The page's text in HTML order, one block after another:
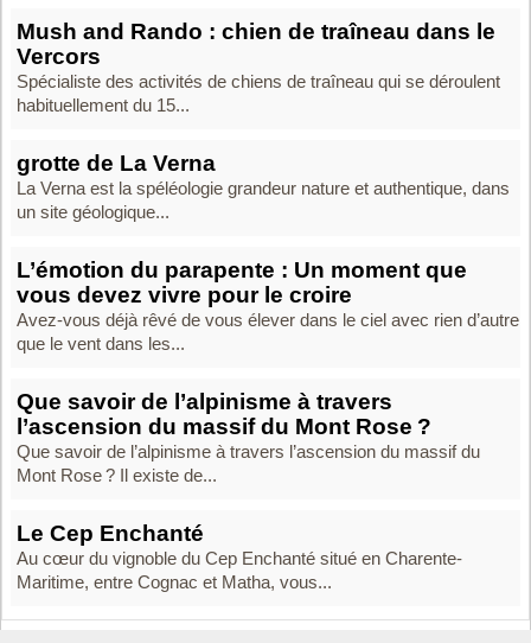
Mush and Rando : chien de traîneau dans le
Vercors
Spécialiste des activités de chiens de traîneau qui se déroulent
habituellement du 15...
grotte de La Verna
La Verna est la spéléologie grandeur nature et authentique, dans
un site géologique...
L’émotion du parapente : Un moment que
vous devez vivre pour le croire‍
Avez-vous déjà rêvé de vous élever dans le ciel avec rien d’autre
que le vent dans les...
Que savoir de l’alpinisme à travers
l’ascension du massif du Mont Rose ?
Que savoir de l’alpinisme à travers l’ascension du massif du
Mont Rose ? Il existe de...
Le Cep Enchanté
Au cœur du vignoble du Cep Enchanté situé en Charente-
Maritime, entre Cognac et Matha, vous...